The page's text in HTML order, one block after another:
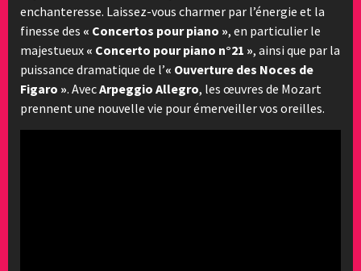
enchanteresse. Laissez-vous charmer par l’énergie et la
finesse des « Concertos pour piano », en particulier le
majestueux « Concerto pour piano n°21 », ainsi que par la
puissance dramatique de l’« Ouverture des Noces de
Figaro ». AvecArpeggio Allegro, les œuvres de Mozart
prennent une nouvelle vie pour émerveiller vos oreilles.